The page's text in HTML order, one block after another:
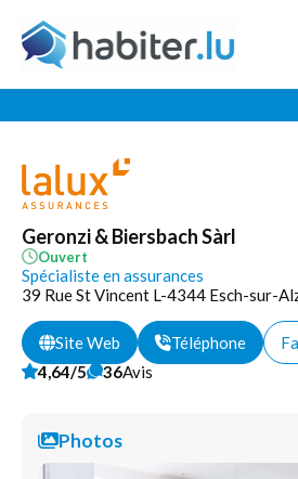
Geronzi & Biersbach Sàrl
Ouvert
Spécialiste en assurances
39 Rue St Vincent L-4344 Esch-sur-
Site Web Téléphone
4,64/5
36Avis
Photos